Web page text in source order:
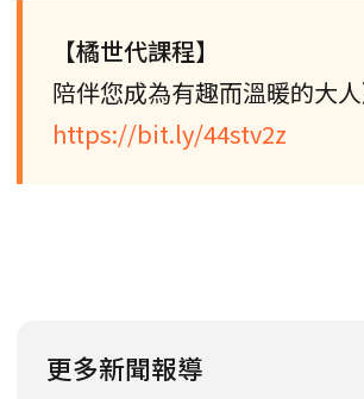
【橘世代課程】
陪伴您成為有趣而溫暖的大人
https://bit.ly/44stv2z
更多新聞報導